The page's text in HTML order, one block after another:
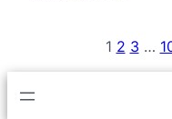
1 2 3 …